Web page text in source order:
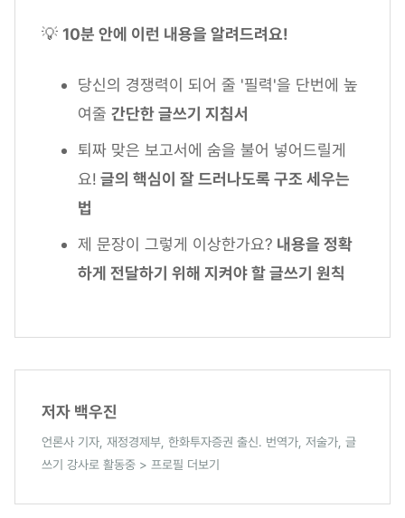
💡 10분 안에 이런 내용을 알려드려요!
당신의 경쟁력이 되어 줄 '필력'을 단번에 높
여줄 간단한 글쓰기 지침서
퇴짜 맞은 보고서에 숨을 불어 넣어드릴게
요! 글의 핵심이 잘 드러나도록 구조 세우는
법
제 문장이 그렇게 이상한가요? 내용을 정확
하게 전달하기 위해 지켜야 할 글쓰기 원칙
저자 백우진
언론사 기자, 재정경제부, 한화투자증권 출신. 번역가, 저술가, 글
쓰기 강사로 활동중 > 프로필 더보기